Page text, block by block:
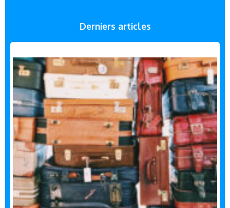
Derniers articles